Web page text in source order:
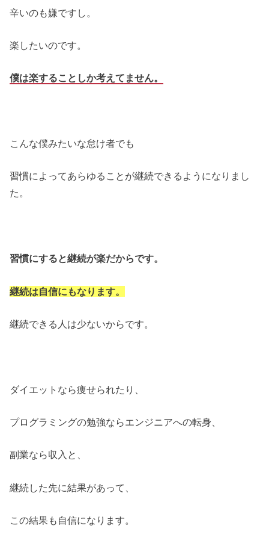
辛いのも嫌ですし。
楽したいのです。
僕は楽することしか考えてません。
こんな僕みたいな怠け者でも
習慣によってあらゆることが継続できるようになりまし
た。
習慣にすると継続が楽だからです。
継続は自信にもなります。
継続できる人は少ないからです。
ダイエットなら痩せられたり、
プログラミングの勉強ならエンジニアへの転身、
副業なら収入と、
継続した先に結果があって、
この結果も自信になります。